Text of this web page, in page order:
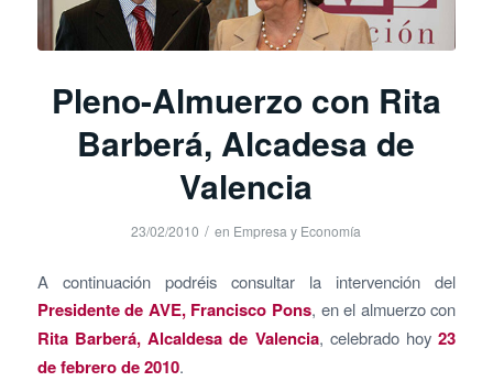
Pleno-Almuerzo con Rita
Barberá, Alcadesa de
Valencia
23/02/2010 / en Empresa y Economía
A continuación podréis consultar la intervención del
Presidente de AVE, Francisco Pons, en el almuerzo con
Rita Barberá, Alcaldesa de Valencia, celebrado hoy23
de febrero de 2010.